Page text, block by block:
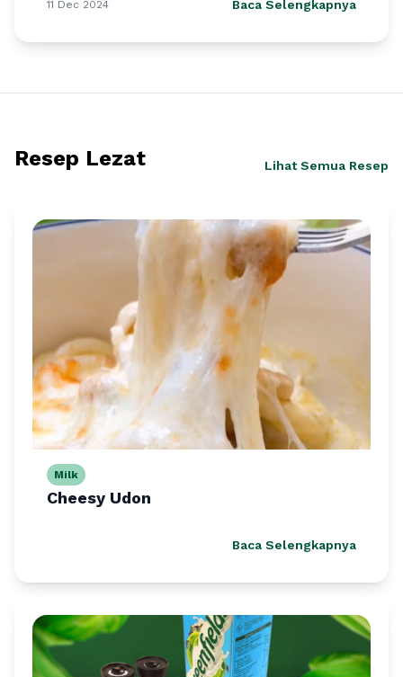
11 Dec 2024 Baca Selengkapnya
Resep Lezat Lihat Semua Resep
Milk
Cheesy Udon
Baca Selengkapnya